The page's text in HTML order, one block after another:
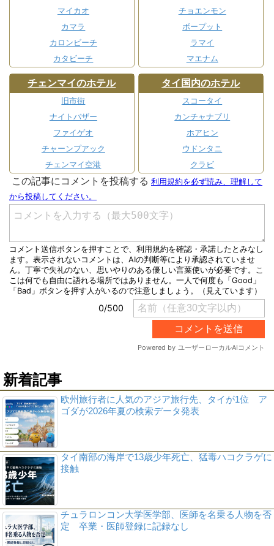
マイカオ
カマラ
カロンビーチ
カタビーチ
チョエンモン
ボープット
ラマイ
マエナム
チェンマイのホテル
旧市街
ナイトバザー
ファイゲオ
チャーンプアック
チェンマイ空港
タイ国内のホテル
スコータイ
カンチャナブリ
ホアヒン
ウドンタニ
クラビ
新着記事
欧州旅行者に人気のアジア旅行先、タイが1位 ア
ゴダが2026年夏の検索データ発表
タイ南部の海岸で13歳少年死亡、猛毒ハコクラゲに
接触
チュラロンコン大学医学部、医師を名乗る人物を否
定 卒業・医師登録に記録なし